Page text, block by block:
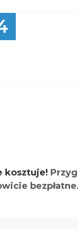
kosztuje!